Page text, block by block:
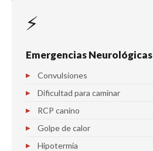
⚡
Emergencias Neurológicas
Convulsiones
Dificultad para caminar
RCP canino
Golpe de calor
Hipotermia